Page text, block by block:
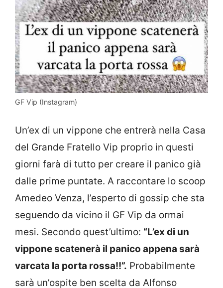
GF Vip (Instagram)
Un’ex di un vippone che entrerà nella Casa
del Grande Fratello Vip proprio in questi
giorni farà di tutto per creare il panico già
dalle prime puntate. A raccontare lo scoop
Amedeo Venza, l’esperto di gossip che sta
seguendo da vicino il GF Vip da ormai
mesi. Secondo quest’ultimo: “L’ex di un
vippone scatenerà il panico appena sarà
varcata la porta rossa!!”. Probabilmente
sarà un’ospite ben scelta da Alfonso